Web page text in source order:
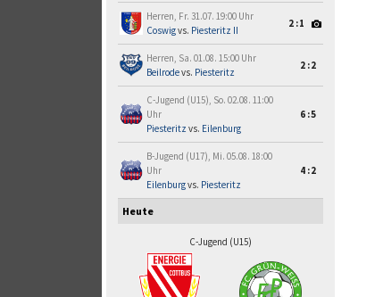
Herren, Fr. 31.07. 19:00 Uhr
Coswigvs. Piesteritz II
2:1
Herren, Sa. 01.08. 15:00 Uhr
Beilrodevs. Piesteritz
2:2
C-Jugend (U15), So. 02.08. 11:00
Uhr
Piesteritz vs. Eilenburg
6:5
B-Jugend (U17), Mi. 05.08. 18:00
Uhr
Eilenburgvs. Piesteritz
4:2
Heute
C-Jugend (U15)